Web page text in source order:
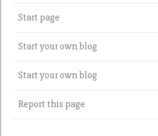
Start page
Start your own blog
Start your own blog
Report this page